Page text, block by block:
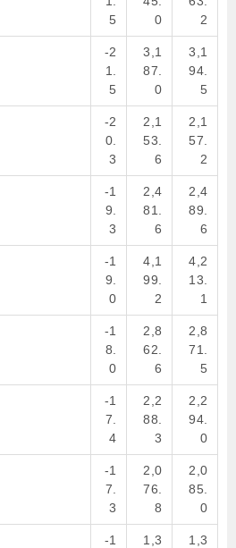
5
0
2
-2
1.
5
3,1
87.
0
3,1
94.
5
-2
0.
3
2,1
53.
6
2,1
57.
2
-1
9.
3
2,4
81.
6
2,4
89.
6
-1
9.
0
4,1
99.
2
4,2
13.
1
-1
8.
0
2,8
62.
6
2,8
71.
5
-1
7.
4
2,2
88.
3
2,2
94.
0
-1
7.
3
2,0
76.
8
2,0
85.
0
-1
1,3
1,3